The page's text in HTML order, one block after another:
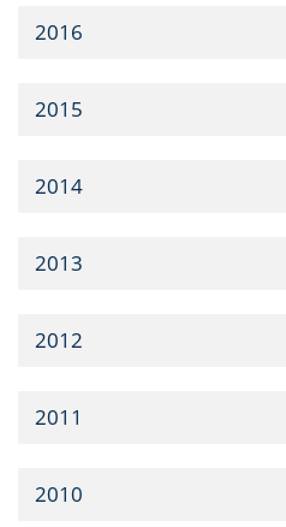
2016
2015
2014
2013
2012
2011
2010